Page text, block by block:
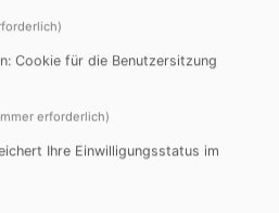
Interessensvertretung der
aber auch ein weiteres
alles Mögliche aus der
pro Teilnehmer*in einen
mit dem z.B. das
werden können.
Cookie für die Benutzersitzung
erforderlich)
Ihre Einwilligungsstatus im